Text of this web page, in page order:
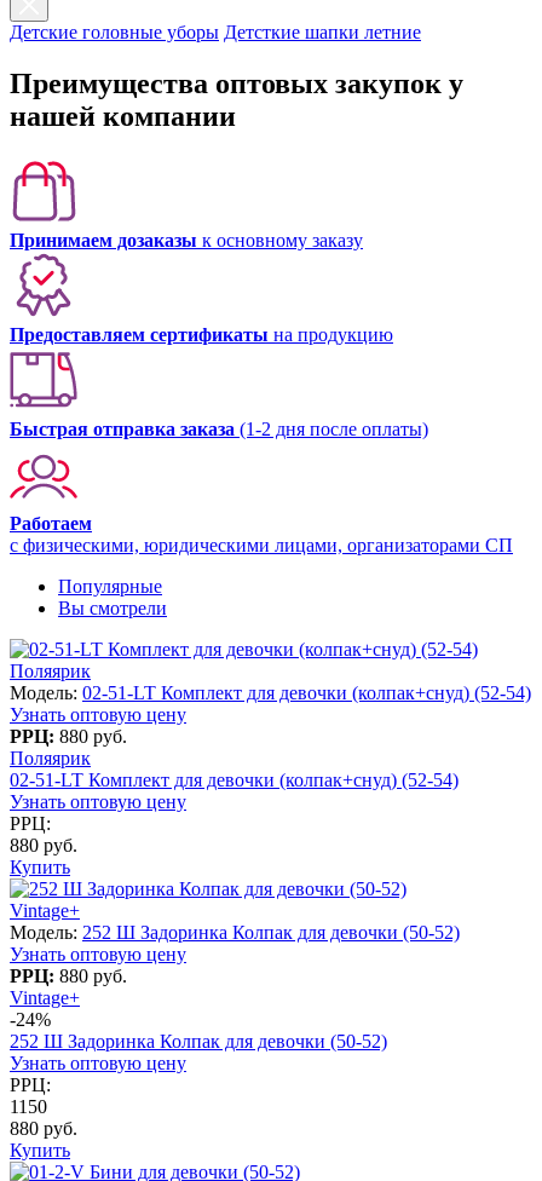
Детские головные уборы Детсткие шапки летние
Преимущества оптовых закупок у
нашей компании
Принимаем дозаказы к основному заказу
Предоставляем сертификаты на продукцию
Быстрая отправка заказа (1-2 дня после оплаты)
Работаем
с физическими, юридическими лицами, организаторами СП
Популярные
Вы смотрели
Поляярик
Модель: 02-51-LT Комплект для девочки (колпак+снуд) (52-54)
Узнать оптовую цену
РРЦ: 880 руб.
Поляярик
02-51-LT Комплект для девочки (колпак+снуд) (52-54)
Узнать оптовую цену
РРЦ:
880 руб.
Купить
Vintage+
Модель: 252 Ш Задоринка Колпак для девочки (50-52)
Узнать оптовую цену
РРЦ: 880 руб.
Vintage+
-24%
252 Ш Задоринка Колпак для девочки (50-52)
Узнать оптовую цену
РРЦ:
1150
880 руб.
Купить